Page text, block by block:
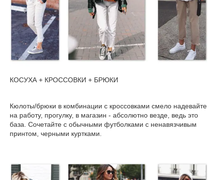
КОСУХА + КРОССОВКИ + БРЮКИ
Кюлоты/брюки в комбинации с кроссовками смело надевайте
на работу, прогулку, в магазин - абсолютно везде, ведь это
база. Сочетайте с обычными футболками с ненавязчивым
принтом, черными куртками.